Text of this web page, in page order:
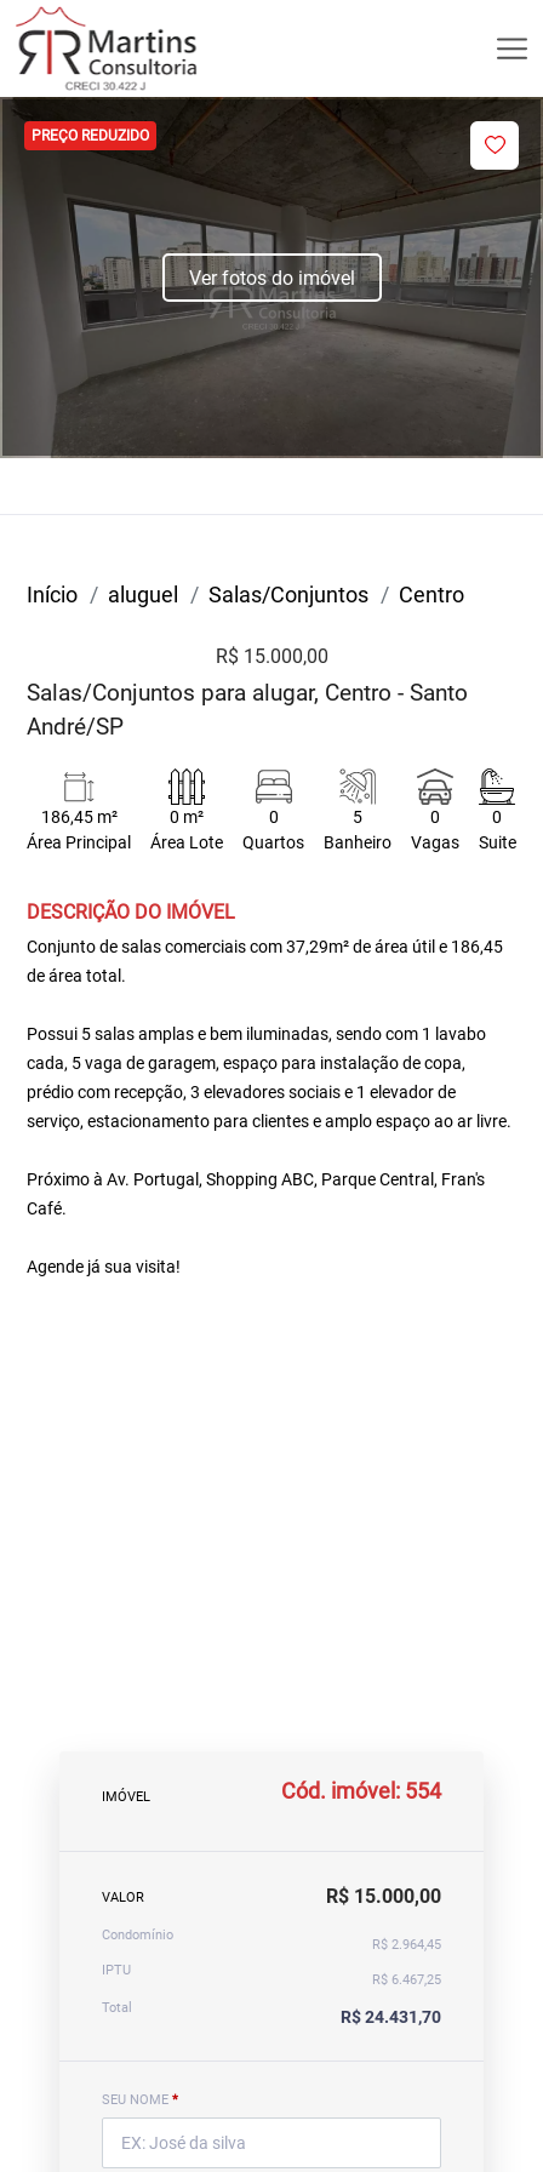
PREÇO REDUZIDO
Ver fotos do imóvel
Início aluguel Salas/Conjuntos Centro
R$ 15.000,00
Salas/Conjuntos para alugar, Centro - Santo
André/SP
186,45 m²
Área Principal
0 m²
Área Lote
0
Quartos
5
Banheiro
0
Vagas
0
Suite
DESCRIÇÃO DO IMÓVEL
Conjunto de salas comerciais com 37,29m² de área útil e 186,45
de área total.
Possui 5 salas amplas e bem iluminadas, sendo com 1 lavabo
cada, 5 vaga de garagem, espaço para instalação de copa,
prédio com recepção, 3 elevadores sociais e 1 elevador de
serviço, estacionamento para clientes e amplo espaço ao ar livre.
Próximo à Av. Portugal, Shopping ABC, Parque Central, Fran's
Café.
Agende já sua visita!
IMÓVEL Cód. imóvel: 554
VALOR R$ 15.000,00
Condomínio
R$ 2.964,45
IPTU
R$ 6.467,25
Total
R$ 24.431,70
SEU NOME *